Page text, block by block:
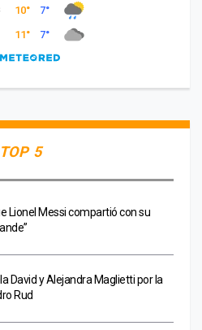
TOP 5
Lionel Messi compartió con su
David y Alejandra Maglietti por la
Rud